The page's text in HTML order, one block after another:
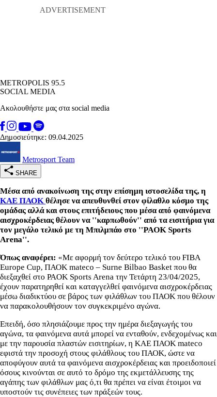
METROPOLIS 95.5
SOCIAL MEDIA
Ακολουθήστε μας στα social media
Δημοσιεύτηκε: 09.04.2025
Metrosport Team
SHARE
Μέσα από ανακοίνωση της στην επίσημη ιστοσελίδα της, η
ΚΑΕ ΠΑΟΚ θέλησε να απευθυνθεί στον φίλαθλο κόσμο της
ομάδας αλλά και στους επιτήδειους που μέσα από φαινόμενα
αισχροκέρδειας θέλουν να ''καρπωθούν'' από τα εισιτήρια για
τον μεγάλο τελικό με τη Μπιλμπάο στο ''PAOK Sports
Arena''.
Όπως αναφέρει: «Με αφορμή τον δεύτερο τελικό του FIBA
Europe Cup, ΠΑΟΚ mateco – Surne Bilbao Basket που θα
διεξαχθεί στο PAOK Sports Arena την Τετάρτη 23/04/2025,
έχουν παρατηρηθεί και καταγγελθεί φαινόμενα αισχροκέρδειας
μέσω διαδικτύου σε βάρος των φιλάθλων του ΠΑΟΚ που θέλουν
να παρακολουθήσουν τον συγκεκριμένο αγώνα.
Επειδή, όσο πλησιάζουμε προς την ημέρα διεξαγωγής του
αγώνα, τα φαινόμενα αυτά μπορεί να ενταθούν, ενδεχομένως και
με την παρουσία πλαστών εισιτηρίων, η ΚΑΕ ΠΑΟΚ mateco
εφιστά την προσοχή στους φιλάθλους του ΠΑΟΚ, ώστε να
αποφύγουν αυτά τα φαινόμενα αισχροκέρδειας και προειδοποιεί
όσους κινούνται σε αυτό το δρόμο της εκμετάλλευσης της
αγάπης των φιλάθλων μας ό,τι θα πρέπει να είναι έτοιμοι να
υποστούν τις συνέπειες των πράξεών τους.